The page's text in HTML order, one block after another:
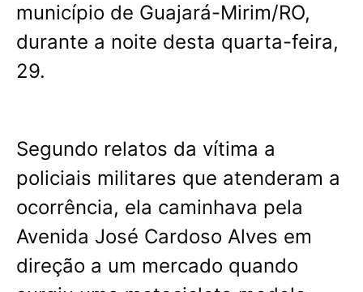
município de Guajará-Mirim/RO,
durante a noite desta quarta-feira,
29.
Segundo relatos da vítima a
policiais militares que atenderam a
ocorrência, ela caminhava pela
Avenida José Cardoso Alves em
direção a um mercado quando